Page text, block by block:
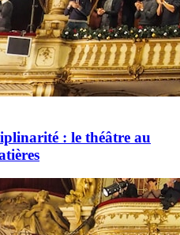
: le théâtre au